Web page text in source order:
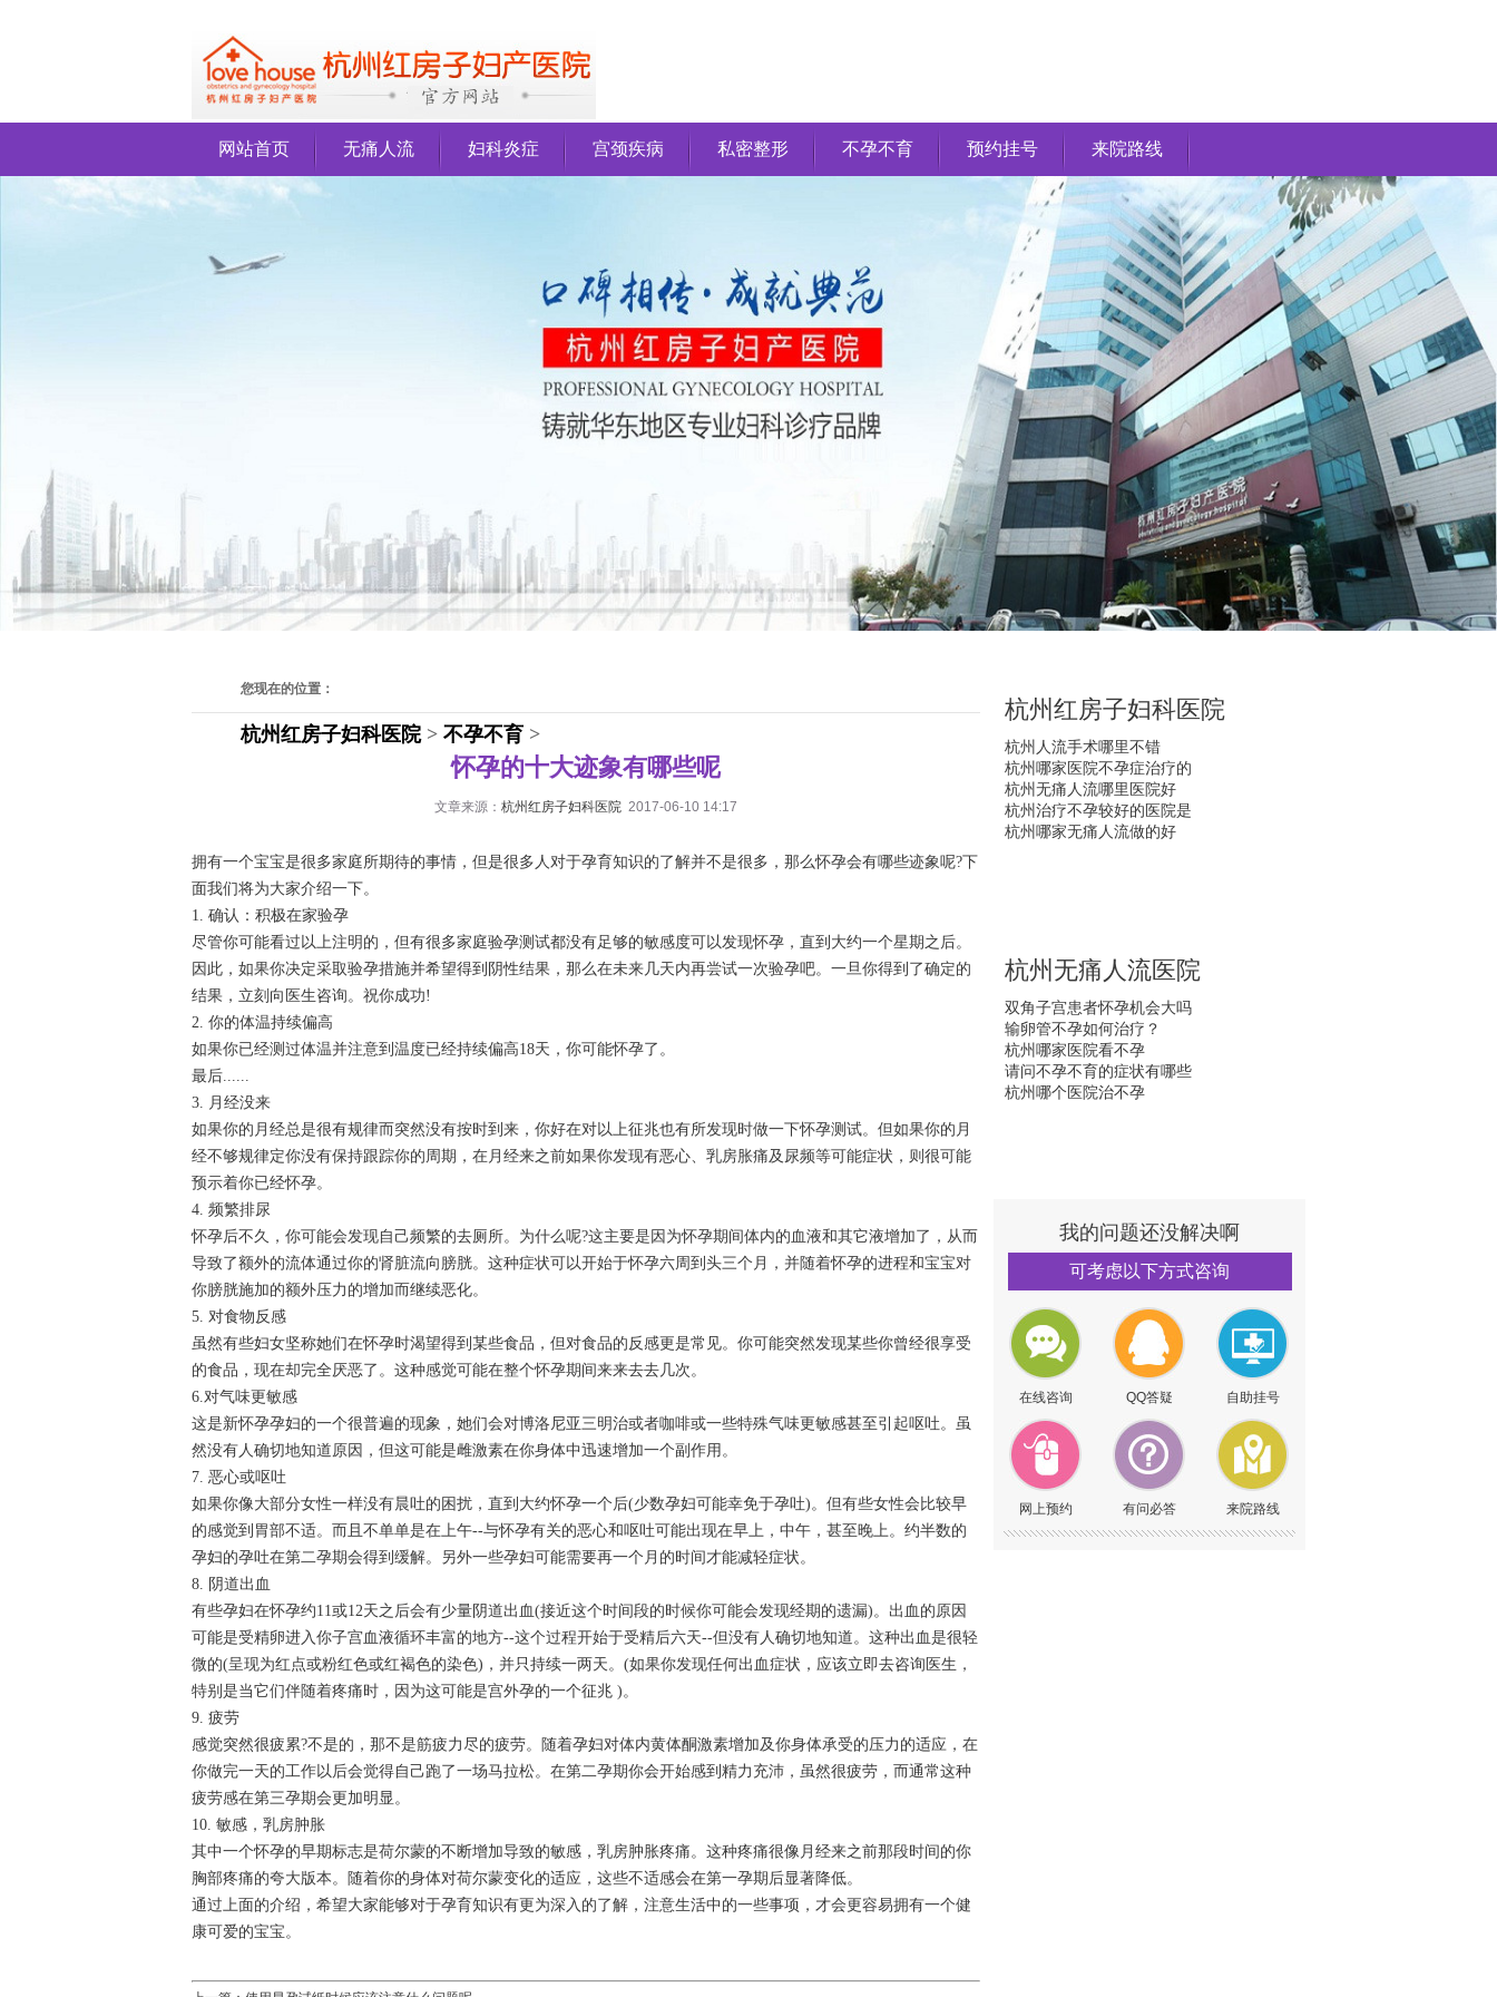
网站首页 无痛人流 妇科炎症 宫颈疾病 私密整形 不孕不育 预约挂号 来院路线
您现在的位置：
杭州红房子妇科医院> 不孕不育 >
怀孕的十大迹象有哪些呢
文章来源： 杭州红房子妇科医院 2017-06-10 14:17
拥有一个宝宝是很多家庭所期待的事情，但是很多人对于孕育知识的了解并不是很多，那么怀孕会有哪些迹象呢?下
面我们将为大家介绍一下。
1. 确认：积极在家验孕
尽管你可能看过以上注明的，但有很多家庭验孕测试都没有足够的敏感度可以发现怀孕，直到大约一个星期之后。
因此，如果你决定采取验孕措施并希望得到阴性结果，那么在未来几天内再尝试一次验孕吧。一旦你得到了确定的
结果，立刻向医生咨询。祝你成功!
2. 你的体温持续偏高
如果你已经测过体温并注意到温度已经持续偏高18天，你可能怀孕了。
最后......
3. 月经没来
如果你的月经总是很有规律而突然没有按时到来，你好在对以上征兆也有所发现时做一下怀孕测试。但如果你的月
经不够规律定你没有保持跟踪你的周期，在月经来之前如果你发现有恶心、乳房胀痛及尿频等可能症状，则很可能
预示着你已经怀孕。
4. 频繁排尿
怀孕后不久，你可能会发现自己频繁的去厕所。为什么呢?这主要是因为怀孕期间体内的血液和其它液增加了，从而
导致了额外的流体通过你的肾脏流向膀胱。这种症状可以开始于怀孕六周到头三个月，并随着怀孕的进程和宝宝对
你膀胱施加的额外压力的增加而继续恶化。
5. 对食物反感
虽然有些妇女坚称她们在怀孕时渴望得到某些食品，但对食品的反感更是常见。你可能突然发现某些你曾经很享受
的食品，现在却完全厌恶了。这种感觉可能在整个怀孕期间来来去去几次。
6.对气味更敏感
这是新怀孕孕妇的一个很普遍的现象，她们会对博洛尼亚三明治或者咖啡或一些特殊气味更敏感甚至引起呕吐。虽
然没有人确切地知道原因，但这可能是雌激素在你身体中迅速增加一个副作用。
7. 恶心或呕吐
如果你像大部分女性一样没有晨吐的困扰，直到大约怀孕一个后(少数孕妇可能幸免于孕吐)。但有些女性会比较早
的感觉到胃部不适。而且不单单是在上午--与怀孕有关的恶心和呕吐可能出现在早上，中午，甚至晚上。约半数的
孕妇的孕吐在第二孕期会得到缓解。另外一些孕妇可能需要再一个月的时间才能减轻症状。
8. 阴道出血
有些孕妇在怀孕约11或12天之后会有少量阴道出血(接近这个时间段的时候你可能会发现经期的遗漏)。出血的原因
可能是受精卵进入你子宫血液循环丰富的地方--这个过程开始于受精后六天--但没有人确切地知道。这种出血是很轻
微的(呈现为红点或粉红色或红褐色的染色)，并只持续一两天。(如果你发现任何出血症状，应该立即去咨询医生，
特别是当它们伴随着疼痛时，因为这可能是宫外孕的一个征兆 )。
9. 疲劳
感觉突然很疲累?不是的，那不是筋疲力尽的疲劳。随着孕妇对体内黄体酮激素增加及你身体承受的压力的适应，在
你做完一天的工作以后会觉得自己跑了一场马拉松。在第二孕期你会开始感到精力充沛，虽然很疲劳，而通常这种
疲劳感在第三孕期会更加明显。
10. 敏感，乳房肿胀
其中一个怀孕的早期标志是荷尔蒙的不断增加导致的敏感，乳房肿胀疼痛。这种疼痛很像月经来之前那段时间的你
胸部疼痛的夸大版本。随着你的身体对荷尔蒙变化的适应，这些不适感会在第一孕期后显著降低。
通过上面的介绍，希望大家能够对于孕育知识有更为深入的了解，注意生活中的一些事项，才会更容易拥有一个健
康可爱的宝宝。
杭州红房子妇科医院
杭州人流手术哪里不错
杭州哪家医院不孕症治疗的
杭州无痛人流哪里医院好
杭州治疗不孕较好的医院是
杭州哪家无痛人流做的好
杭州无痛人流医院
双角子宫患者怀孕机会大吗
输卵管不孕如何治疗？
杭州哪家医院看不孕
请问不孕不育的症状有哪些
杭州哪个医院治不孕
我的问题还没解决啊
可考虑以下方式咨询
在线咨询 QQ答疑 自助挂号
网上预约 有问必答 来院路线